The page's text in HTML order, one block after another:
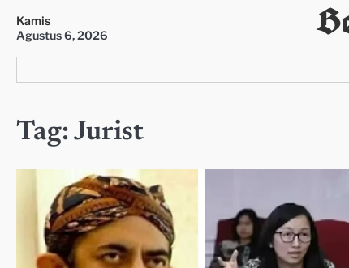
content
Kamis
Agustus 6, 2026
Tag: Jurist